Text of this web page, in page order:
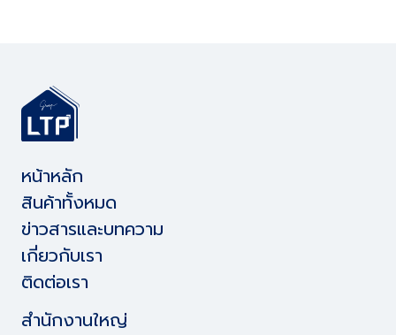
หน้าหลัก
สินค้าทั้งหมด
ข่าวสารและบทความ
เกี่ยวกับเรา
ติดต่อเรา
สำนักงานใหญ่